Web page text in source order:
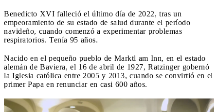
Benedicto XVI falleció el último día de 2022, tras un
empeoramiento de su estado de salud durante el período
navideño, cuando comenzó a experimentar problemas
respiratorios. Tenía 95 años.
Nacido en el pequeño pueblo de Marktl am Inn, en el estado
alemán de Baviera, el 16 de abril de 1927, Ratzinger gobernó
la Iglesia católica entre 2005 y 2013, cuando se convirtió en el
primer Papa en renunciar en casi 600 años.